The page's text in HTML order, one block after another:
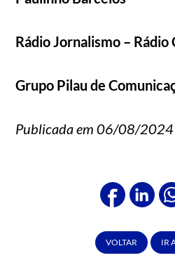
Rádio Jornalismo – Rádio
Grupo Pilau de
Publicada em 06/08/2024
VOLTAR IR